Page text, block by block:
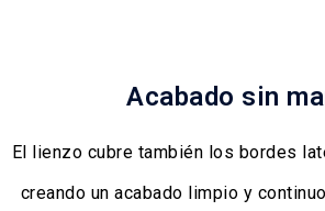
Acabado sin
El lienzo cubre también los bordes
creando un acabado limpio y